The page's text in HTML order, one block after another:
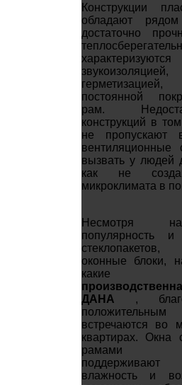
Конструкции
обладают
достаточно
постоянной
рам.
конструкций в
не пропускают
вентиляционные
вызвать у людей
как не
микроклимата в
Несмотря
популярность и
оконные блоки,
какие
ДАНА ,
встречаются во
квартирах. Окна
рамами
поддерживают
влажность и